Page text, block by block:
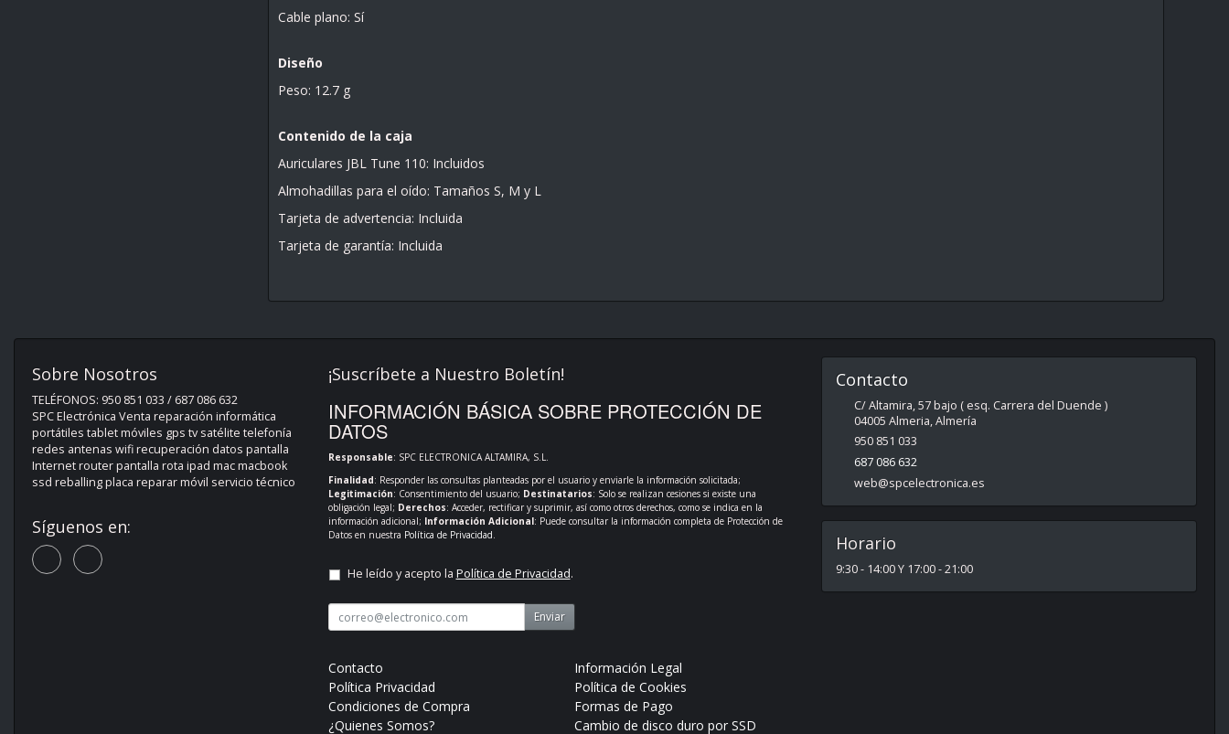
Cable plano: Sí
Diseño
Peso: 12.7 g
Contenido de la caja
Auriculares JBL Tune 110: Incluidos
Almohadillas para el oído: Tamaños S, M y L
Tarjeta de advertencia: Incluida
Tarjeta de garantía: Incluida
Sobre Nosotros
TELÉFONOS: 950 851 033 / 687 086 632
SPC Electrónica Venta reparación informática
portátiles tablet móviles gps tv satélite telefonía
redes antenas wifi recuperación datos pantalla
Internet router pantalla rota ipad mac macbook
ssd reballing placa reparar móvil servicio técnico
Síguenos en:
¡Suscríbete a Nuestro Boletín!
INFORMACIÓN BÁSICA SOBRE PROTECCIÓN DE
DATOS
Responsable: SPC ELECTRONICA ALTAMIRA, S.L.
Finalidad: Responder las consultas planteadas por el usuario y enviarle la información solicitada;
Legitimación: Consentimiento del usuario; Destinatarios: Solo se realizan cesiones si existe una
obligación legal; Derechos: Acceder, rectificar y suprimir, así como otros derechos, como se indica en la
información adicional; Información Adicional: Puede consultar la información completa de Protección de
Datos en nuestra Política de Privacidad.
He leído y acepto la Política de Privacidad.
Enviar
Contacto
Información Legal
Política Privacidad
Política de Cookies
Condiciones de Compra
Formas de Pago
¿Quienes Somos?
Cambio de disco duro por SSD
Contacto
C/ Altamira, 57 bajo ( esq. Carrera del Duende )
04005 Almeria,Almería
950 851 033
687 086 632
web@spcelectronica.es
Horario
9:30 - 14:00 Y 17:00 - 21:00